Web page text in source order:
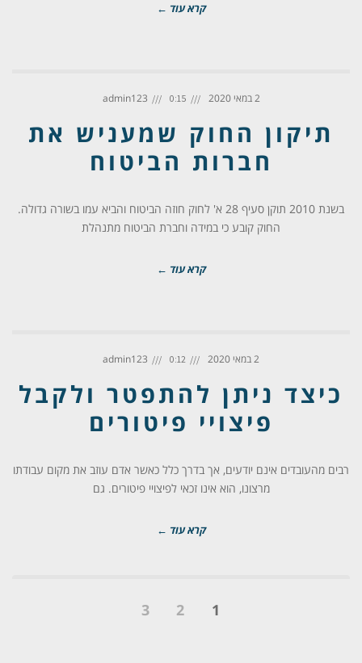
קרא עוד ←
2 במאי 2020 0:15
admin123
תיקון החוק שמעניש את
חברות הביטוח
בשנת 2010 תוקן סעיף 28 א' לחוק חוזה הביטוח והביא עמו בשורה גדולה.
החוק קובע כי במידה וחברת הביטוח מתנהלת
קרא עוד ←
2 במאי 2020 0:12
admin123
כיצד ניתן להתפטר ולקבל
פיצויי פיטורים
רבים מהעובדים אינם יודעים, אך בדרך כלל כאשר אדם עוזב את מקום עבודתו
מרצונו, הוא אינו זכאי לפיצויי פיטורים. גם
קרא עוד ←
1
2
3